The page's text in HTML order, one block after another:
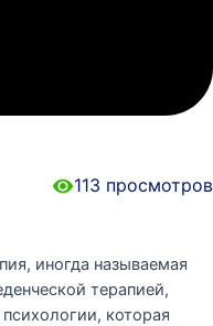
113 просмотров
иногда называемая
терапией,
которая